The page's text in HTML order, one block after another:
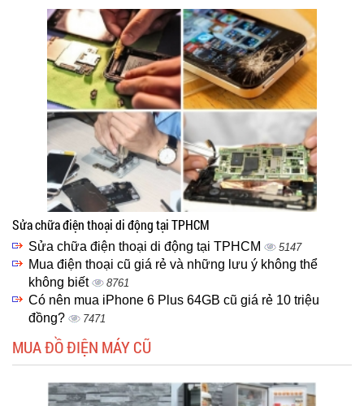
Sửa chữa điện thoại di động tại TPHCM
Sửa chữa điện thoại di động tại TPHCM 5147
Mua điện thoại cũ giá rẻ và những lưu ý không thể
không biết
8761
Có nên mua iPhone 6 Plus 64GB cũ giá rẻ 10 triệu
đồng?
7471
MUA ĐỒ ĐIỆN MÁY CŨ